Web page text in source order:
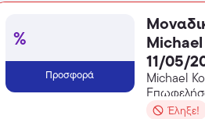
%
Προσφορά
Michael
11/05/
Michael
Έληξε!